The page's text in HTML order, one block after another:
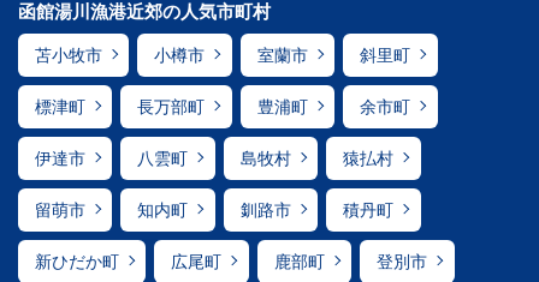
函館湯川漁港近郊の人気市町村
苫小牧市 小樽市 室蘭市 斜里町
標津町 長万部町 豊浦町 余市町
伊達市 八雲町 島牧村 猿払村
留萌市 知内町 釧路市 積丹町
新ひだか町 広尾町 鹿部町 登別市